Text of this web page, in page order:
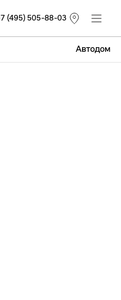
Автодом
(495) 505-88-03